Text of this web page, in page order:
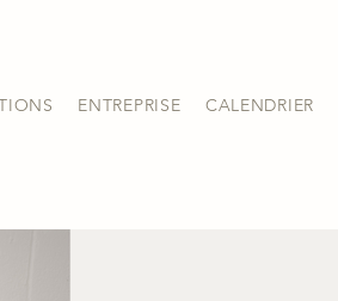
ENTREPRISE CALENDRIER